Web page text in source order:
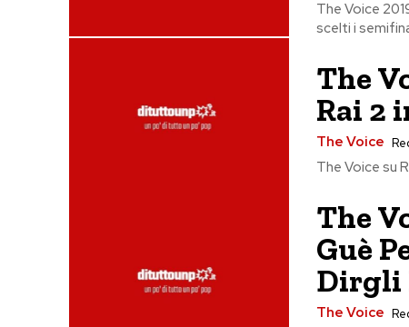
The Voice
scelti i
The
Rai 2
The Voice
The Voice su
The
Guè
Dirgli
The Voice